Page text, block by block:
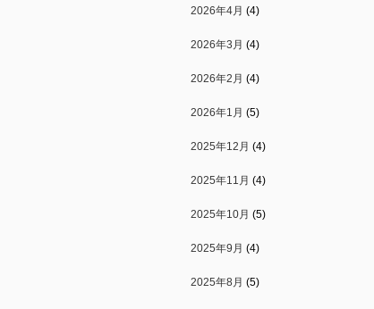
2026年4月 (4)
2026年3月 (4)
2026年2月 (4)
2026年1月 (5)
2025年12月 (4)
2025年11月 (4)
2025年10月 (5)
2025年9月 (4)
2025年8月 (5)